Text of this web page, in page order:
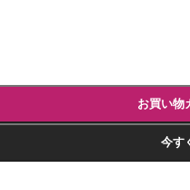
お買い物
今す